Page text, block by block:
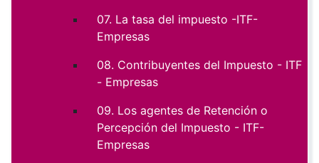
07. La tasa del impuesto -ITF-
Empresas
08. Contribuyentes del Impuesto - ITF
- Empresas
09. Los agentes de Retención o
Percepción del Impuesto - ITF-
Empresas